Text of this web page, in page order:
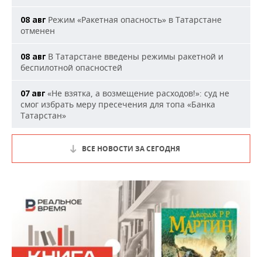
08 авг Режим «Ракетная опасность» в Татарстане
отменен
08 авг В Татарстане введены режимы ракетной и
беспилотной опасностей
07 авг «Не взятка, а возмещение расходов!»: суд не
смог избрать меру пресечения для топа «Банка
Татарстан»
ВСЕ НОВОСТИ ЗА СЕГОДНЯ